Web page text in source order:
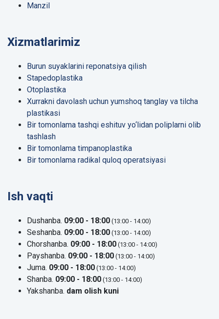
Manzil
Xizmatlarimiz
Burun suyaklarini reponatsiya qilish
Stapedoplastika
Otoplastika
Xurrakni davolash uchun yumshoq tanglay va tilcha
plastikasi
Bir tomonlama tashqi eshituv yo‘lidan poliplarni olib
tashlash
Bir tomonlama timpanoplastika
Bir tomonlama radikal quloq operatsiyasi
Ish vaqti
Dushanba. 09:00 - 18:00 (13:00 - 14:00)
Seshanba. 09:00 - 18:00 (13:00 - 14:00)
Chorshanba. 09:00 - 18:00 (13:00 - 14:00)
Payshanba. 09:00 - 18:00 (13:00 - 14:00)
Juma. 09:00 - 18:00 (13:00 - 14:00)
Shanba. 09:00 - 18:00 (13:00 - 14:00)
Yakshanba. dam olish kuni